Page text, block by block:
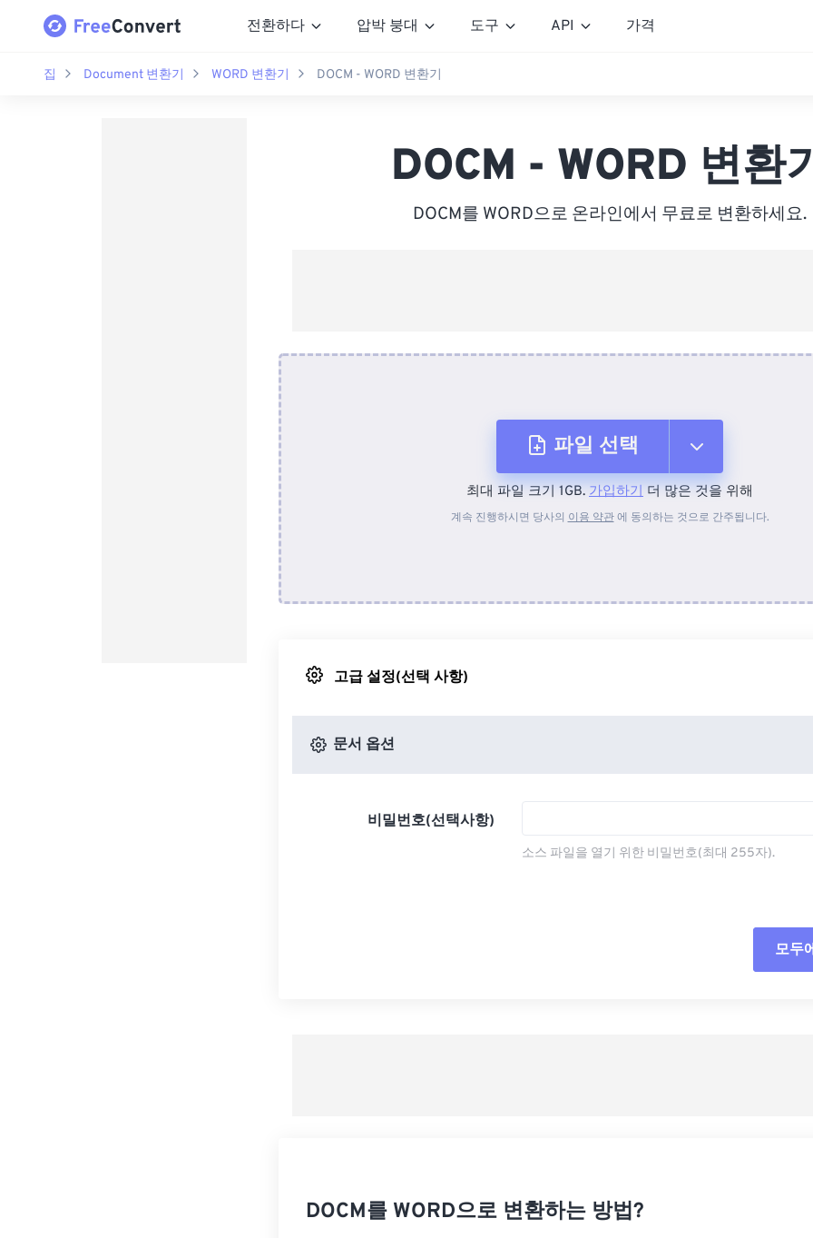
전환하다 압박 붕대 도구 API 가격
집 Document 변환기 WORD 변환기 DOCM - WORD 변환기
DOCM - WORD 변환기
DOCM를 WORD으로 온라인에서 무료로 변환하세요.
파일 선택
장치에서
최대 파일 크기 1GB. 가입하기 더 많은 것을 위해
계속 진행하시면 당사의 이용 약관에 동의하는 것으로 간주됩니다.
고급 설정(선택 사항)
문서 옵션
비밀번호(선택사항)
소스 파일을 열기 위한 비밀번호(최대 255자).
모두
DOCM를 WORD으로 변환하는 방법?